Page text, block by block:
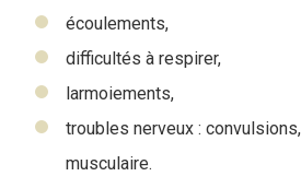
écoulements,
difficultés à respirer,
larmoiements,
troubles nerveux :
musculaire.